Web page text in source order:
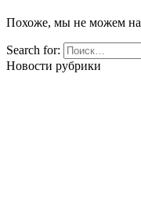
Похоже, мы не можем
Search for:
Новости рубрики